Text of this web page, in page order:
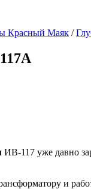
Красный Маяк /
ИВ-117 уже давно
и